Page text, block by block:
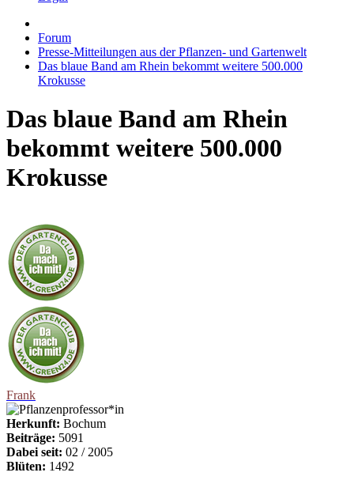
Forum
Presse-Mitteilungen aus der Pflanzen- und Gartenwelt
Das blaue Band am Rhein bekommt weitere 500.000
Krokusse
Das blaue Band am Rhein
bekommt weitere 500.000
Krokusse
Frank
Herkunft: Bochum
Beiträge: 5091
Dabei seit: 02 / 2005
Blüten: 1492